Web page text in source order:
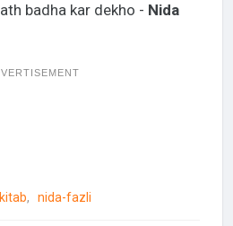
badha kar dekho - Nida
kitab nida-fazli